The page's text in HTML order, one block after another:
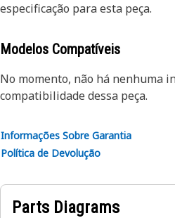
especificação para esta peça.
Modelos Compatíveis
No momento, não há nenhuma
compatibilidade dessa peça.
Informações Sobre Garantia
Política de Devolução
Parts Diagrams